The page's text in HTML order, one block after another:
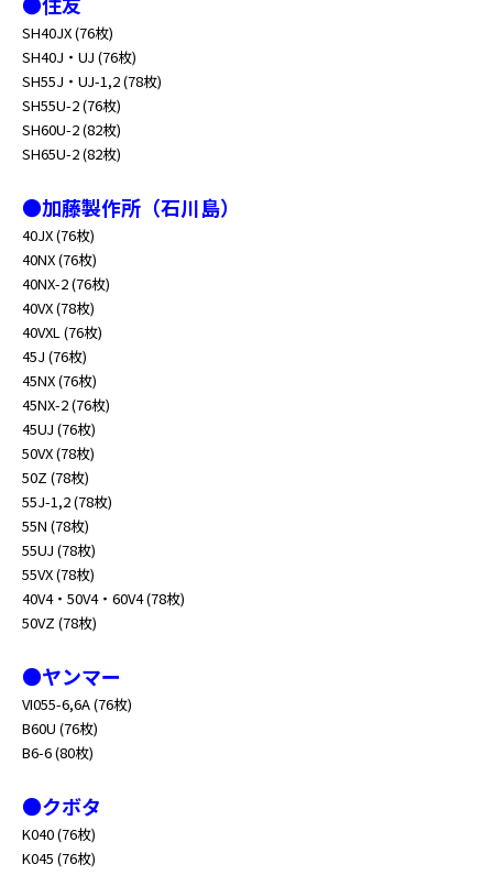
SH40JX (76枚)
SH40J・UJ (76枚)
SH55J・UJ-1,2 (78枚)
SH55U-2 (76枚)
SH60U-2 (82枚)
SH65U-2 (82枚)
●加藤製作所（石川島）
40JX (76枚)
40NX (76枚)
40NX-2 (76枚)
40VX (78枚)
40VXL (76枚)
45J (76枚)
45NX (76枚)
45NX-2 (76枚)
45UJ (76枚)
50VX (78枚)
50Z (78枚)
55J-1,2 (78枚)
55N (78枚)
55UJ (78枚)
55VX (78枚)
40V4・50V4・60V4 (78枚)
50VZ (78枚)
●ヤンマー
VI055-6,6A (76枚)
B60U (76枚)
B6-6 (80枚)
●クボタ
K040 (76枚)
K045 (76枚)